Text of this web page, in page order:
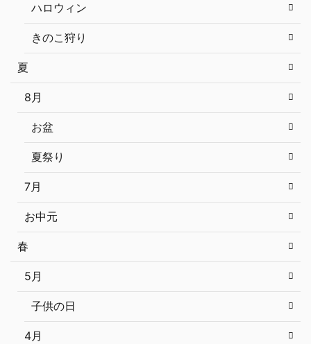
ハロウィン
きのこ狩り
夏
8月
お盆
夏祭り
7月
お中元
春
5月
子供の日
4月